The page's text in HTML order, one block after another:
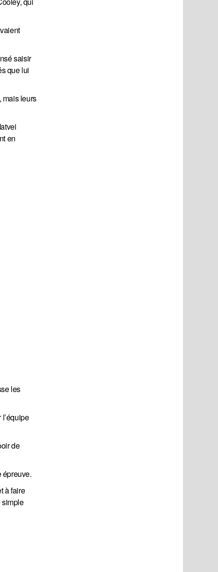
saisir
que lui
mais leurs
en
les
de
épreuve.
à faire
simple